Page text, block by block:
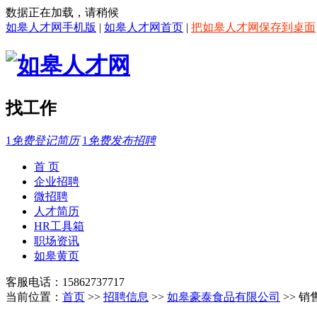
数据正在加载，请稍候
如皋人才网手机版 | 如皋人才网首页 | 把如皋人才网保存到桌面
找工作
1 免费登记简历 1 免费发布招聘
首 页
企业招聘
微招聘
人才简历
HR工具箱
职场资讯
如皋黄页
客服电话：15862737717
当前位置： 首页 >> 招聘信息 >> 如皋豪泰食品有限公司 >> 销